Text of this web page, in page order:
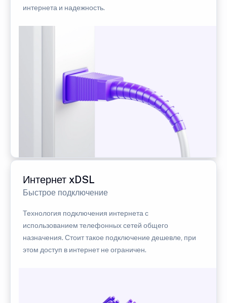
интернета и надежность.
Интернет xDSL
Быстрое подключение
Технология подключения интернета с
использованием телефонных сетей общего
назначения. Стоит такое подключение дешевле, при
этом доступ в интернет не ограничен.